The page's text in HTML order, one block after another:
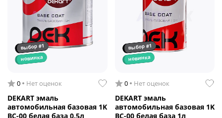
выбор #1
новинка
0 Нет оценок
DEKART эмаль
автомобильная базовая 1K
BC-00 белая база 0.5л
выбор #1
новинка
0 Нет оценок
DEKART эмаль
автомобильная базовая 1K
BC-00 белая база 1л